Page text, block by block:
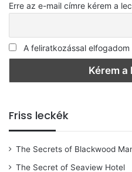
Erre az e-mail címre kérem a
A feliratkozással
Friss leckék
The Secrets of Blackwood
The Secret of Seaview Hotel